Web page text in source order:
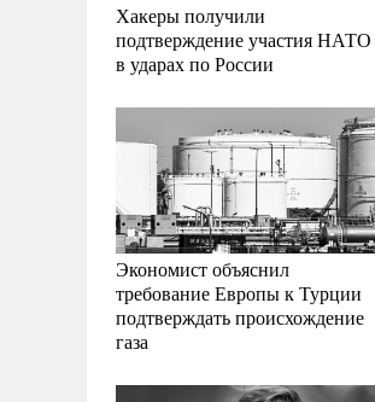
Хакеры получили
подтверждение участия НАТО
в ударах по России
Экономист объяснил
требование Европы к Турции
подтверждать происхождение
газа